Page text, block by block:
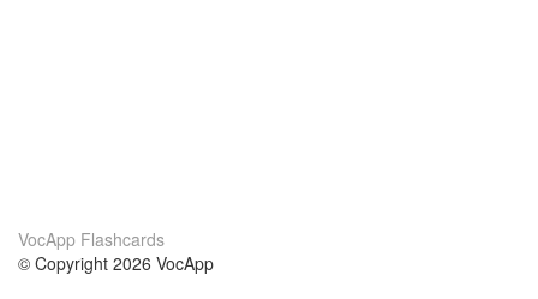
VocApp Flashcards
© Copyright 2026 VocApp